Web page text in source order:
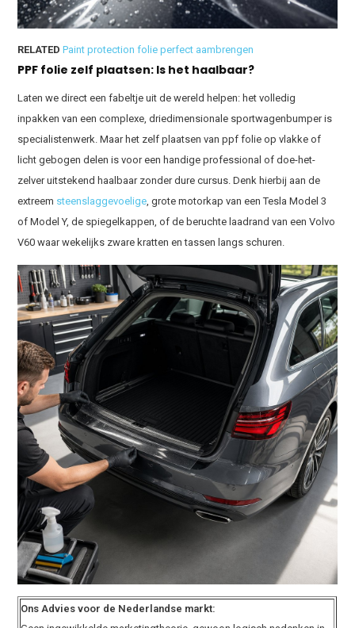
RELATED Paint protection folie perfect aambrengen
PPF folie zelf plaatsen: Is het haalbaar?
Laten we direct een fabeltje uit de wereld helpen: het volledig
inpakken van een complexe, driedimensionale sportwagenbumper is
specialistenwerk. Maar het zelf plaatsen van ppf folie op vlakke of
licht gebogen delen is voor een handige professional of doe-het-
zelver uitstekend haalbaar zonder dure cursus. Denk hierbij aan de
extreem steenslaggevoelige, grote motorkap van een Tesla Model 3
of Model Y, de spiegelkappen, of de beruchte laadrand van een Volvo
V60 waar wekelijks zware kratten en tassen langs schuren.
Ons Advies voor de Nederlandse markt: